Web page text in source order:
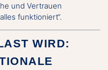
und Vertrauen
funktioniert“.
WIRD: